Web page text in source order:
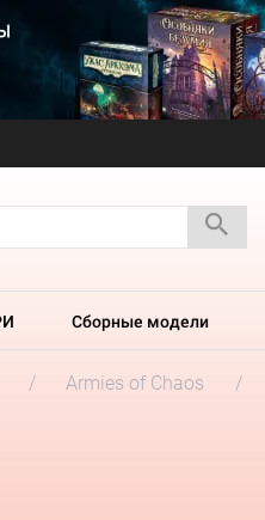
Сборные модели
Armies of Chaos